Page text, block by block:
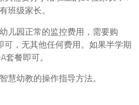
班级家长。
园正常的监控费用，需要购
可，无其他任何费用。如果半学期
套餐即可。
幼教的操作指导方法。